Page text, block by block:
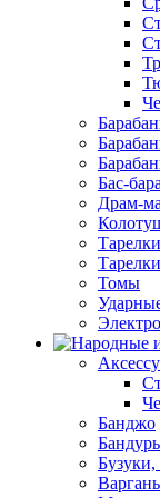
Бас-
Драм-
Томы
Банджо
Бузуки,